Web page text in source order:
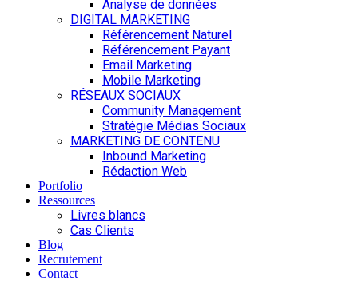
Analyse de données
DIGITAL MARKETING
Référencement Naturel
Référencement Payant
Email Marketing
Mobile Marketing
RÉSEAUX SOCIAUX
Community Management
Stratégie Médias Sociaux
MARKETING DE CONTENU
Inbound Marketing
Rédaction Web
Portfolio
Ressources
Livres blancs
Cas Clients
Blog
Recrutement
Contact